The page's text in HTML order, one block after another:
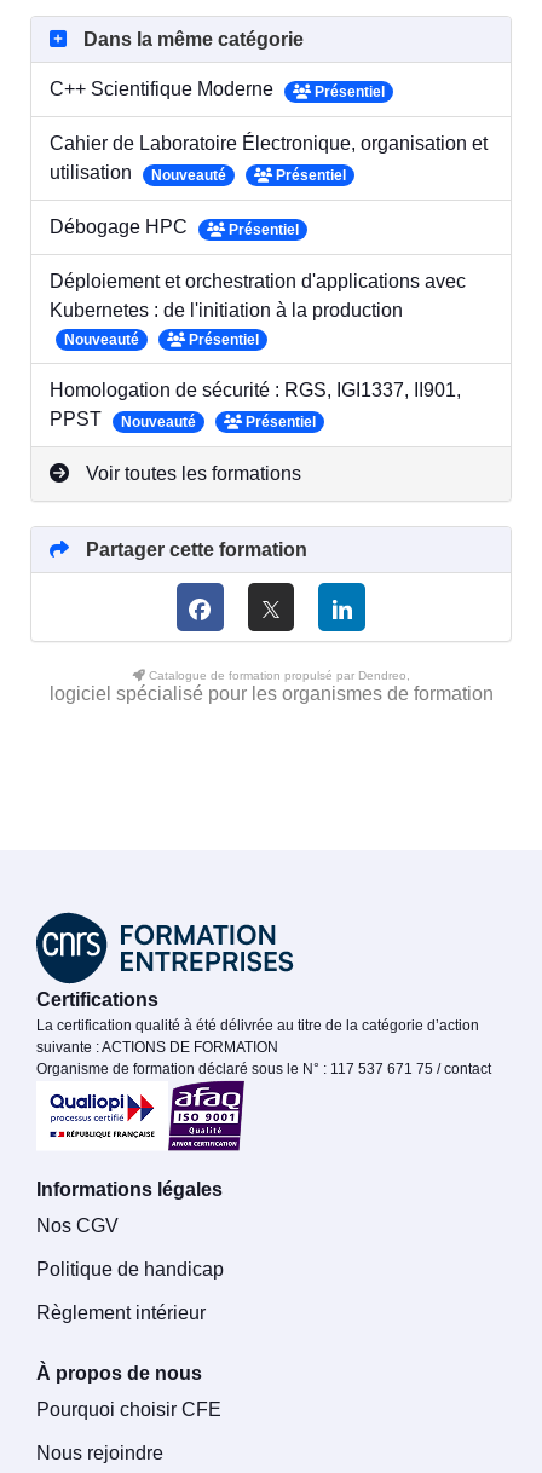
Dans la même catégorie
C++ Scientifique Moderne Présentiel
Cahier de Laboratoire Électronique, organisation et
utilisation
Nouveauté Présentiel
Débogage HPC Présentiel
Déploiement et orchestration d'applications avec
Kubernetes : de l'initiation à la production
Nouveauté Présentiel
Homologation de sécurité : RGS, IGI1337, II901,
PPST
Nouveauté Présentiel
Voir toutes les formations
Partager cette formation
Catalogue de formation propulsé par Dendreo,
logiciel spécialisé pour les organismes de formation
Certifications
La certification qualité à été délivrée au titre de la catégorie d’action
suivante : ACTIONS DE FORMATION
Organisme de formation déclaré sous le N° : 117 537 671 75 / contact
Informations légales
Nos CGV
Politique de handicap
Règlement intérieur
À propos de nous
Pourquoi choisir CFE
Nous rejoindre